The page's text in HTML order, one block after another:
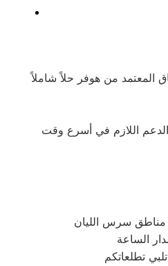
المعتمد من هوفر حلاً شاملاً